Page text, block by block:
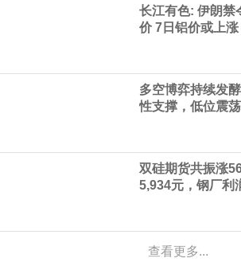
言”，他对赫格塞思所做的工作“非常满意
据报道，威刚近日在法说会上表示，在
进一步扩大全年营运成果。
美国国会预算办公室（CBO）于当地时
计划建造的15艘核动力“特朗普级”（
长江有色: 伊朗禁
价 7日铝价或上涨
多空博弈持续发
性支撑，低位震
双硅期货共振涨
5,934元，钢厂利
查看更多...